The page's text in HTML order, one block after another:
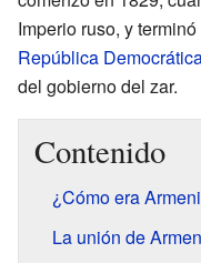
Imperio ruso, y
República
del gobierno del zar.
Contenido
¿Cómo era
La unión de